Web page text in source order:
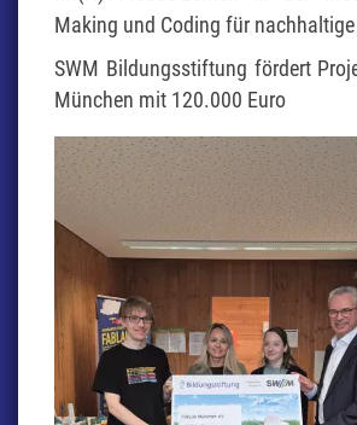
Making und Coding für
SWM Bildungsstiftung fördert
München mit 120.000 Euro